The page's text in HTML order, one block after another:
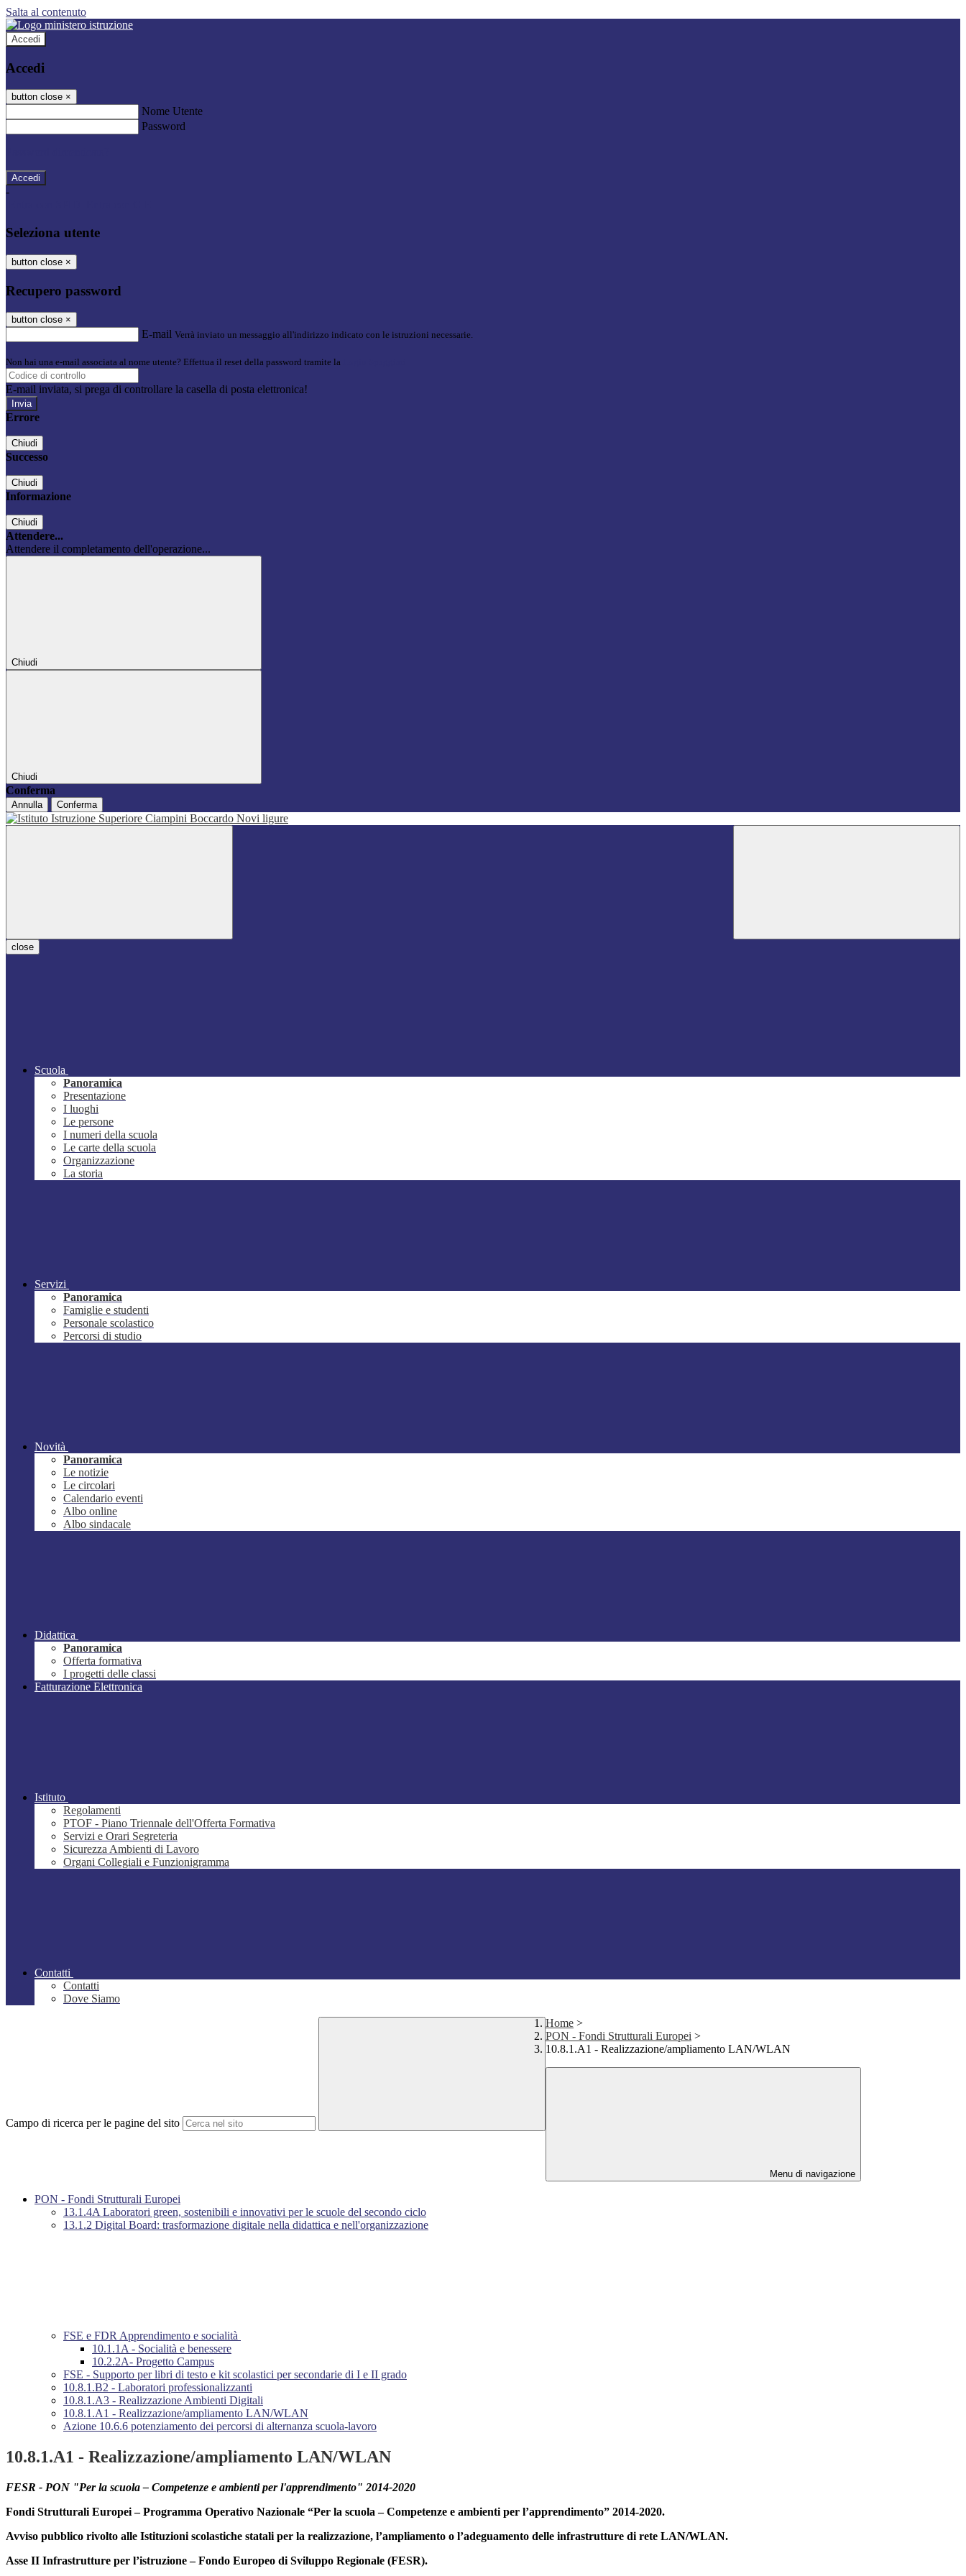
Salta al contenuto
Accedi
Accedi
button close ×
Nome Utente
Password
-
Seleziona utente
button close ×
Recupero password
button close ×
E-mail Verrà inviato un messaggio all'indirizzo indicato con le istruzioni necessarie.
Non hai una e-mail associata al nome utente? Effettua il reset della password tramite la
E-mail inviata, si prega di controllare la casella di posta elettronica!
Errore
Chiudi
Successo
Chiudi
Informazione
Chiudi
Attendere...
Attendere il completamento dell'operazione...
Chiudi
Chiudi
Conferma
Annulla Conferma
close
Scuola
Panoramica
Presentazione
I luoghi
Le persone
I numeri della scuola
Le carte della scuola
Organizzazione
La storia
Servizi
Panoramica
Famiglie e studenti
Personale scolastico
Percorsi di studio
Novità
Panoramica
Le notizie
Le circolari
Calendario eventi
Albo online
Albo sindacale
Didattica
Panoramica
Offerta formativa
I progetti delle classi
Fatturazione Elettronica
Istituto
Regolamenti
PTOF - Piano Triennale dell'Offerta Formativa
Servizi e Orari Segreteria
Sicurezza Ambienti di Lavoro
Organi Collegiali e Funzionigramma
Contatti
Contatti
Dove Siamo
Campo di ricerca per le pagine del sito
Home >
PON - Fondi Strutturali Europei >
10.8.1.A1 - Realizzazione/ampliamento LAN/WLAN
Menu di navigazione
PON - Fondi Strutturali Europei
13.1.4A Laboratori green, sostenibili e innovativi per le scuole del secondo ciclo
13.1.2 Digital Board: trasformazione digitale nella didattica e nell'organizzazione
FSE e FDR Apprendimento e socialità
10.1.1A - Socialità e benessere
10.2.2A- Progetto Campus
FSE - Supporto per libri di testo e kit scolastici per secondarie di I e II grado
10.8.1.B2 - Laboratori professionalizzanti
10.8.1.A3 - Realizzazione Ambienti Digitali
10.8.1.A1 - Realizzazione/ampliamento LAN/WLAN
Azione 10.6.6 potenziamento dei percorsi di alternanza scuola-lavoro
10.8.1.A1 - Realizzazione/ampliamento LAN/WLAN
FESR - PON "Per la scuola – Competenze e ambienti per l'apprendimento" 2014-2020
Fondi Strutturali Europei – Programma Operativo Nazionale “Per la scuola – Competenze e ambienti per l’apprendimento” 2014-2020.
Avviso pubblico rivolto alle Istituzioni scolastiche statali per la realizzazione, l’ampliamento o l’adeguamento delle infrastrutture di rete LAN/WLAN.
Asse II Infrastrutture per l’istruzione – Fondo Europeo di Sviluppo Regionale (FESR).